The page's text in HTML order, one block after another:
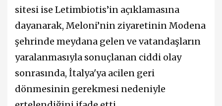
sitesi ise Letimbiotis’in açıklamasına
dayanarak, Meloni’nin ziyaretinin Modena
şehrinde meydana gelen ve vatandaşların
yaralanmasıyla sonuçlanan ciddi olay
sonrasında, İtalya'ya acilen geri
dönmesinin gerekmesi nedeniyle